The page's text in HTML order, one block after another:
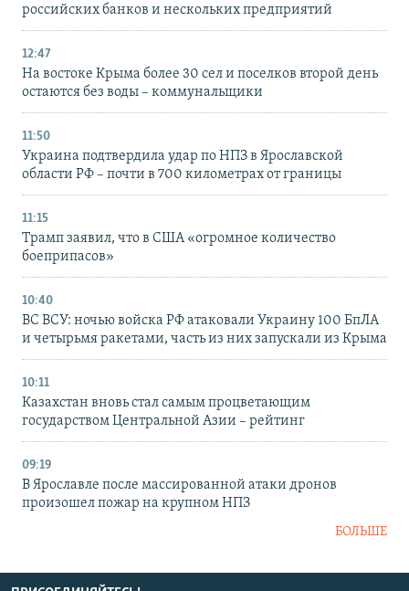
российских банков и нескольких предприятий
12:47
На востоке Крыма более 30 сел и поселков второй день
остаются без воды – коммунальщики
11:50
Украина подтвердила удар по НПЗ в Ярославской
области РФ – почти в 700 километрах от границы
11:15
Трамп заявил, что в США «огромное количество
боеприпасов»
10:40
ВС ВСУ: ночью войска РФ атаковали Украину 100 БпЛА
и четырьмя ракетами, часть из них запускали из Крыма
10:11
Казахстан вновь стал самым процветающим
государством Центральной Азии – рейтинг
09:19
В Ярославле после массированной атаки дронов
произошел пожар на крупном НПЗ
БОЛЬШЕ